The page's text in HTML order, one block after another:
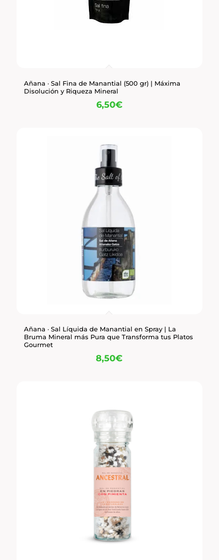
Añana · Sal Fina de Manantial (500 gr) | Máxima
Disolución y Riqueza Mineral
6,50€
Añana · Sal Líquida de Manantial en Spray | La
Bruma Mineral más Pura que Transforma tus Platos
Gourmet
8,50€